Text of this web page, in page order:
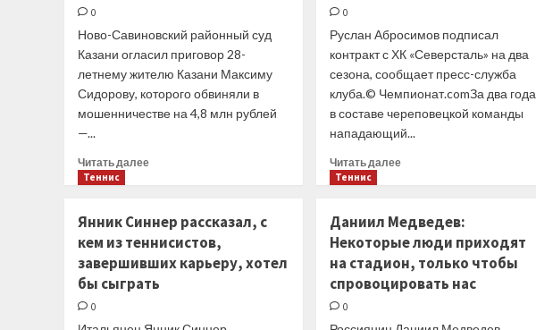
мой
муж
лох
0
Ново-Савиновский районный суд
Казани огласил приговор 28-
летнему жителю Казани Максиму
Сидорову, которого обвиняли в
мошенничестве на 4,8 млн рублей
—...
Читать далееПрочитать
обманувший
хоккеиста
«Ак
Барса»
0
Руслан Абросимов подписал
контракт с ХК «Северсталь» на два
сезона, сообщает пресс-служба
клуба.© Чемпионат.comЗа два года
в составе череповецкой команды
нападающий...
Читать далееПрочитать
Абросимов
подписал
контракт
с «Северсталью»
на два
Теннис
Янник Синнер рассказал, с
кем из теннисистов,
завершивших карьеру, хотел
бы сыграть
0
Теннис
Даниил Медведев:
Некоторые люди приходят
на стадион, только чтобы
спровоцировать нас
0